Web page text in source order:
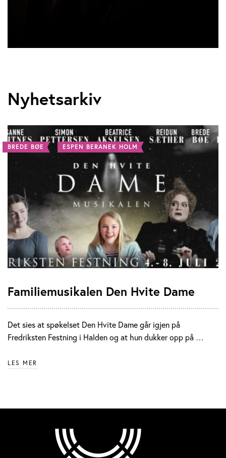
Nyhetsarkiv
BREDE BØE ESPEN BERANEK HOLM
Familiemusikalen Den Hvite Dame
Det sies at spøkelset Den Hvite Dame går igjen på
Fredriksten Festning i Halden og at hun dukker opp på …
LES MER